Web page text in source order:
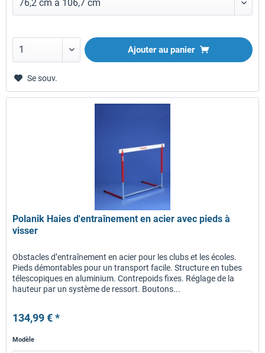
Ajouter au panier
Se souv.
Polanik Haies d'entraînement en acier avec pieds à
visser
Obstacles d’entraînement en acier pour les clubs et les écoles.
Pieds démontables pour un transport facile. Structure en tubes
télescopiques en aluminium. Contrepoids fixes. Réglage de la
hauteur par un système de ressort. Boutons...
134,99 € *
Modèle